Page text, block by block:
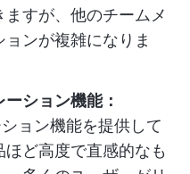
すが、他のチームメ
ンが複雑になりま
ション機能：
ョン機能を提供して
ど高度で直感的なも